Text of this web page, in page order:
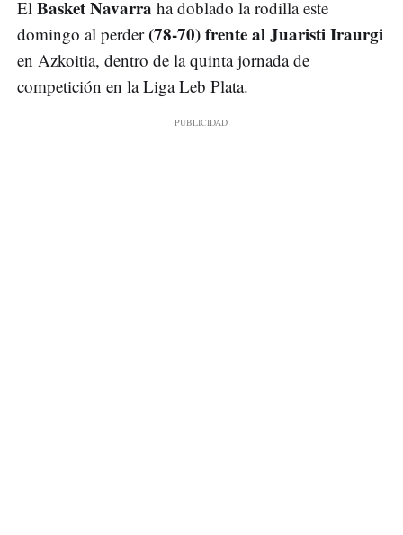
El Basket Navarra ha doblado la rodilla este
domingo al perder(78-70) frente al Juaristi Iraurgi
en Azkoitia, dentro de la quinta jornada de
competición en la Liga Leb Plata.